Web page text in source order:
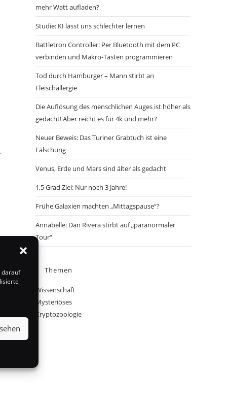
darauf
mehr Watt aufladen?
Studie: KI lässt uns schlechter lernen
Battletron Controller: Per Bluetooth mit dem PC
verbinden und Makro-Tasten programmieren
Tod durch Hamburger – Mann stirbt an
Fleischallergie
Die Auflösung des menschlichen Auges ist höher als
gedacht! Aber reicht es für 4k und mehr?
Neuer Beweis: Das Turiner Grabtuch ist eine
Fälschung
Venus, Erde und Mars sind älter als gedacht
1,5 Grad Ziel: Nur noch 3 Jahre!
Frühe Galaxien machten „Mittagspause“?
Annabelle: Dan Rivera stirbt auf „paranormaler
Tour“
Themen
Wissenschaft
Mysteriöses
Kryptozoologie